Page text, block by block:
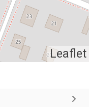
Leaflet